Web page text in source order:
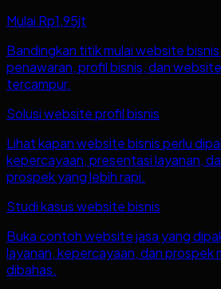
Mulai Rp1,95jt
Bandingkan titik mulai website bisnis
penawaran, profil bisnis, dan
tercampur.
Solusi website profil bisnis
Lihat kapan website bisnis perlu
kepercayaan, presentasi layanan,
prospek yang lebih rapi.
Studi kasus website bisnis
Buka contoh website jasa yang
layanan, kepercayaan, dan prospek
dibahas.